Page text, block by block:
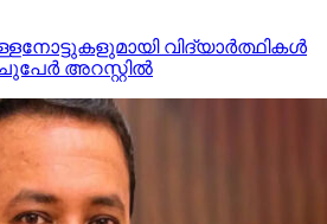
വിദ്യാര്‍ത്ഥികള്‍
അറസ്റ്റില്‍